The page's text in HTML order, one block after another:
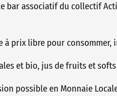
bar associatif du collectif
à prix libre pour consommer,
et bio, jus de fruits et
possible en Monnaie